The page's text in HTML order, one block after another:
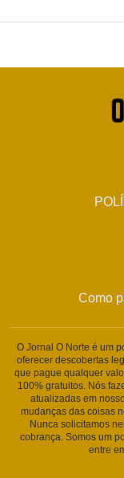
Como
O Jornal O Norte é um
oferecer descobertas
que pague qualquer
100% gratuitos. Nós
atualizadas em
mudanças das coisas
Nunca solicitamos
cobrança. Somos um
entre